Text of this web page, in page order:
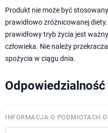
Produkt nie może być
prawidłowo zróżnicowanej
prawidłowy tryb życia jest
człowieka. Nie należy
spożycia w ciągu dnia.
INFORMACJA O PODMIOTACH